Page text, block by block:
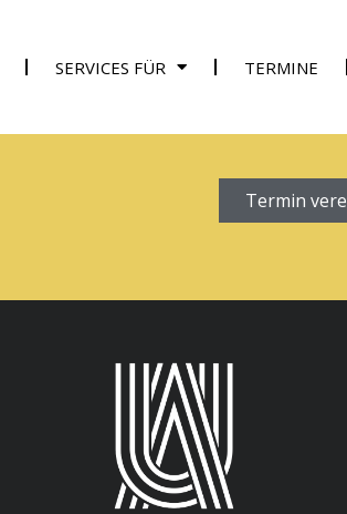
SERVICES FÜR TERMINE
Termin